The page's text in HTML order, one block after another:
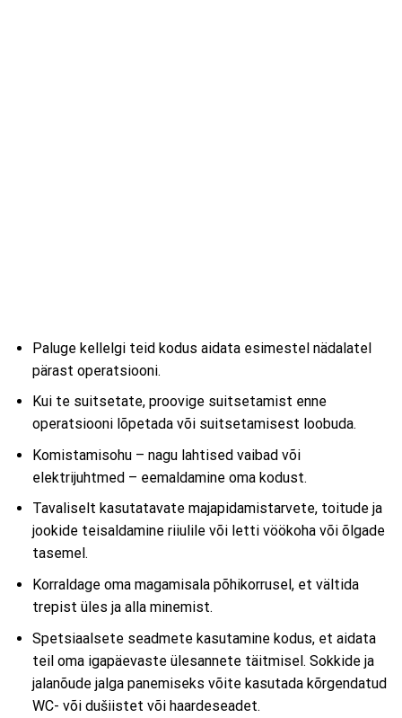
Paluge kellelgi teid kodus aidata esimestel nädalatel
pärast operatsiooni.
Kui te suitsetate, proovige suitsetamist enne
operatsiooni lõpetada või suitsetamisest loobuda.
Komistamisohu – nagu lahtised vaibad või
elektrijuhtmed – eemaldamine oma kodust.
Tavaliselt kasutatavate majapidamistarvete, toitude ja
jookide teisaldamine riiulile või letti vöökoha või õlgade
tasemel.
Korraldage oma magamisala põhikorrusel, et vältida
trepist üles ja alla minemist.
Spetsiaalsete seadmete kasutamine kodus, et aidata
teil oma igapäevaste ülesannete täitmisel. Sokkide ja
jalanõude jalga panemiseks võite kasutada kõrgendatud
WC- või dušiistet või haardeseadet.